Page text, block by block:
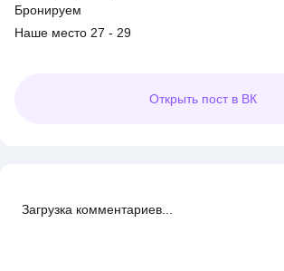
Бронируем
Наше место 27 - 29
Открыть пост в ВК
Загрузка комментариев...